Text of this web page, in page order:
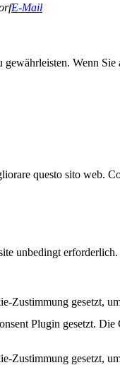
E-Mail
Wenn
questo sito web.
unbedingt
gesetzt,
Plugin gesetzt.
gesetzt,